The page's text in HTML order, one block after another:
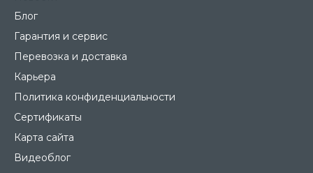
Блог
Гарантия и сервис
Перевозка и доставка
Карьера
Политика конфиденциальности
Сертификаты
Карта сайта
Видеоблог